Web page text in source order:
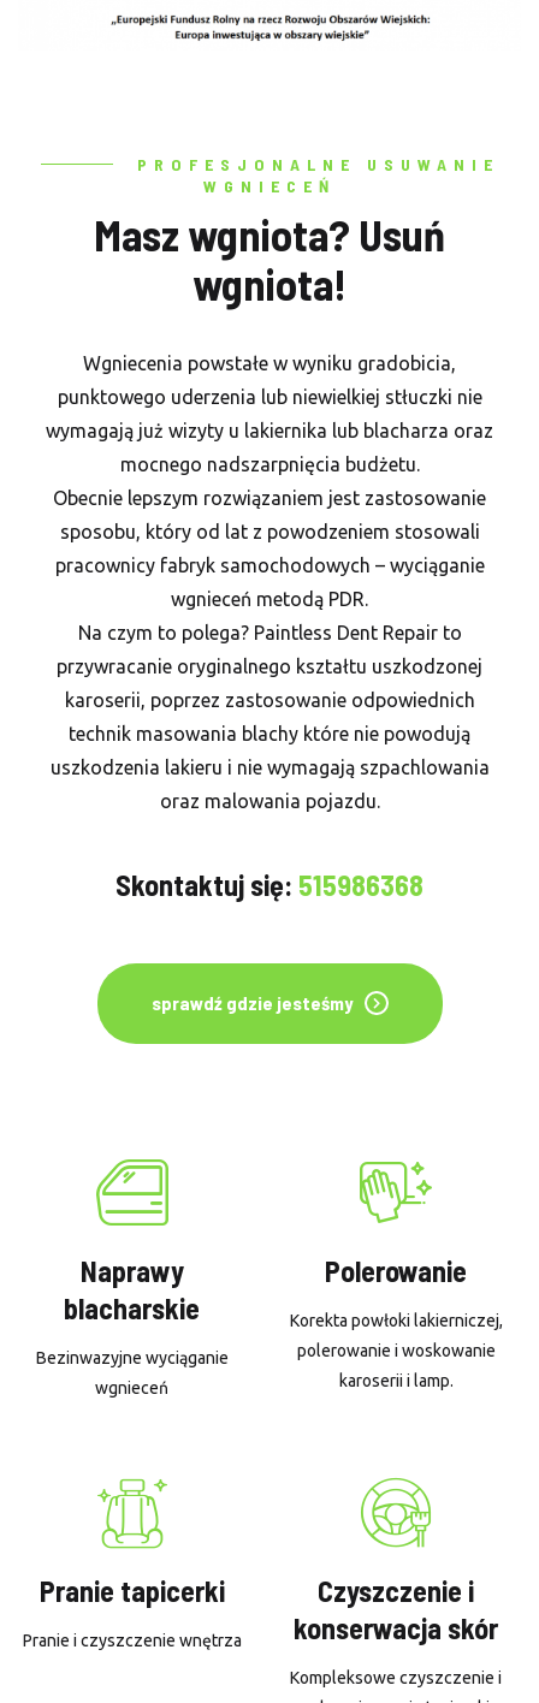
BEZINWAZYJNE USUWANIE
Nie trać czasu na lakiernika.
515 986 368
ZOBACZ REALIZACJE
PROFESJONALNE USUWANIE
WGNIECEŃ
Masz wgniota? Usuń
wgniota!
Wgniecenia powstałe w wyniku gradobicia,
punktowego uderzenia lub niewielkiej stłuczki nie
wymagają już wizyty u lakiernika lub blacharza oraz
mocnego nadszarpnięcia budżetu.
Obecnie lepszym rozwiązaniem jest zastosowanie
sposobu, który od lat z powodzeniem stosowali
pracownicy fabryk samochodowych – wyciąganie
wgnieceń metodą PDR.
Na czym to polega? Paintless Dent Repair to
przywracanie oryginalnego kształtu uszkodzonej
karoserii, poprzez zastosowanie odpowiednich
technik masowania blachy które nie powodują
uszkodzenia lakieru i nie wymagają szpachlowania
oraz malowania pojazdu.
Skontaktuj się: 515986368
sprawdź gdzie jesteśmy
Naprawy
blacharskie
Bezinwazyjne wyciąganie
wgnieceń
Polerowanie
Korekta powłoki lakierniczej,
polerowanie i woskowanie
karoserii i lamp.
Pranie tapicerki
Pranie i czyszczenie wnętrza
Czyszczenie i
konserwacja skór
Kompleksowe czyszczenie i